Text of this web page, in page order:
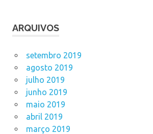
ARQUIVOS
setembro 2019
agosto 2019
julho 2019
junho 2019
maio 2019
abril 2019
março 2019